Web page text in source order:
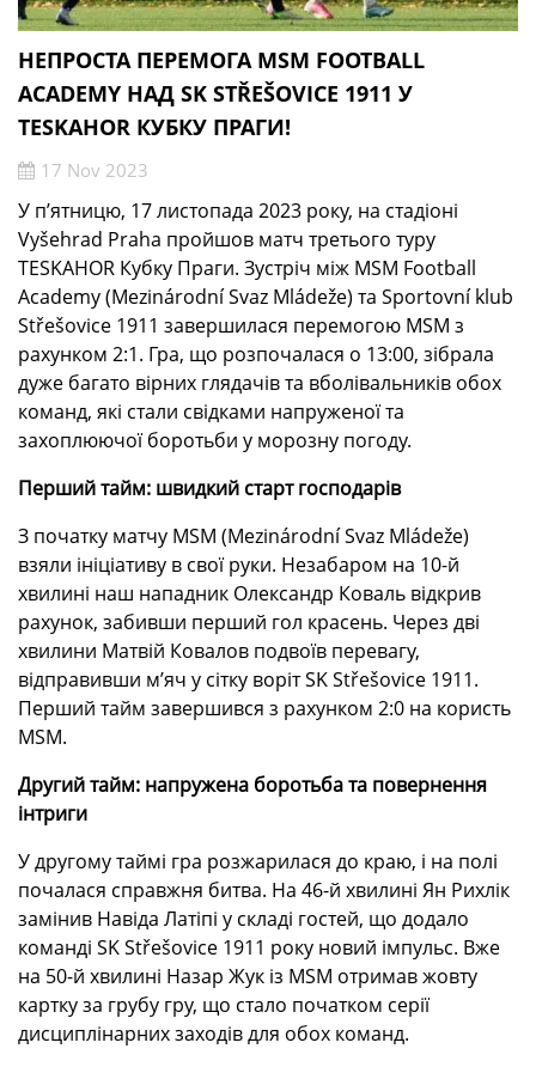
НЕПРОСТА ПЕРЕМОГА MSM FOOTBALL
ACADEMY НАД SK STŘEŠOVICE 1911 У
TESKAHOR КУБКУ ПРАГИ!
17 Nov 2023
У п’ятницю, 17 листопада 2023 року, на стадіоні
Vyšehrad Praha пройшов матч третього туру
TESKAHOR Кубку Праги. Зустріч між MSM Football
Academy (Mezinárodní Svaz Mládeže) та Sportovní klub
Střešovice 1911 завершилася перемогою MSM з
рахунком 2:1. Гра, що розпочалася о 13:00, зібрала
дуже багато вірних глядачів та вболівальників обох
команд, які стали свідками напруженої та
захоплюючої боротьби у морозну погоду.
Перший тайм: швидкий старт господарів
З початку матчу MSM (Mezinárodní Svaz Mládeže)
взяли ініціативу в свої руки. Незабаром на 10-й
хвилині наш нападник Олександр Коваль відкрив
рахунок, забивши перший гол красень. Через дві
хвилини Матвій Ковалов подвоїв перевагу,
відправивши м’яч у сітку воріт SK Střešovice 1911.
Перший тайм завершився з рахунком 2:0 на користь
MSM.
Другий тайм: напружена боротьба та повернення
інтриги
У другому таймі гра розжарилася до краю, і на полі
почалася справжня битва. На 46-й хвилині Ян Рихлік
замінив Навіда Латіпі у складі гостей, що додало
команді SK Střešovice 1911 року новий імпульс. Вже
на 50-й хвилині Назар Жук із MSM отримав жовту
картку за грубу гру, що стало початком серії
дисциплінарних заходів для обох команд.